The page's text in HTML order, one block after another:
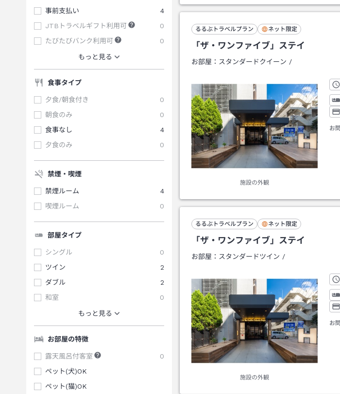
事前支払い
4
JTBトラベルギフト利用可
0
たびたびバンク利用可
0
もっと見る
食事タイプ
夕食/朝食付き
0
朝食のみ
0
食事なし
4
夕食のみ
0
禁煙・喫煙
禁煙ルーム
4
喫煙ルーム
0
部屋タイプ
シングル
0
ツイン
2
ダブル
2
和室
0
もっと見る
お部屋の特徴
露天風呂付客室
0
ペット(犬)OK
ペット(猫)OK
るるぶトラベルプラン ネット限定
「ザ・ワンファイブ」ステイ
お部屋： スタンダードクイーン /
施設の外観
お
るるぶトラベルプラン ネット限定
「ザ・ワンファイブ」ステイ
お部屋： スタンダードツイン /
施設の外観
お